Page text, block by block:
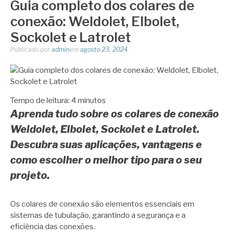
Guia completo dos colares de
conexão: Weldolet, Elbolet,
Sockolet e Latrolet
Publicado por adminem agosto 23, 2024
Tempo de leitura: 4 minutos
Aprenda tudo sobre os colares de conexão
Weldolet, Elbolet, Sockolet e Latrolet.
Descubra suas aplicações, vantagens e
como escolher o melhor tipo para o seu
projeto.
Os colares de conexão são elementos essenciais em
sistemas de tubulação, garantindo a segurança e a
eficiência das conexões.